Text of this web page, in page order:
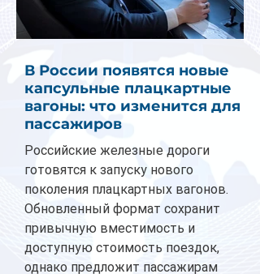
В России появятся новые
капсульные плацкартные
вагоны: что изменится для
пассажиров
Российские железные дороги
готовятся к запуску нового
поколения плацкартных вагонов.
Обновленный формат сохранит
привычную вместимость и
доступную стоимость поездок,
однако предложит пассажирам